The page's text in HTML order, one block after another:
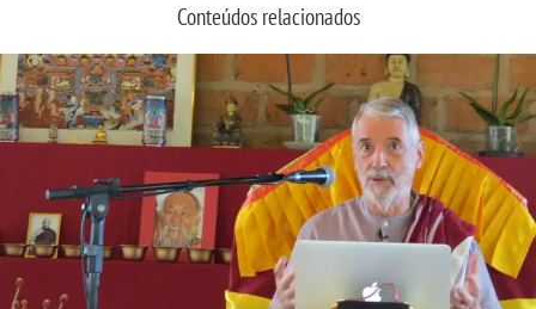
Conteúdos relacionados